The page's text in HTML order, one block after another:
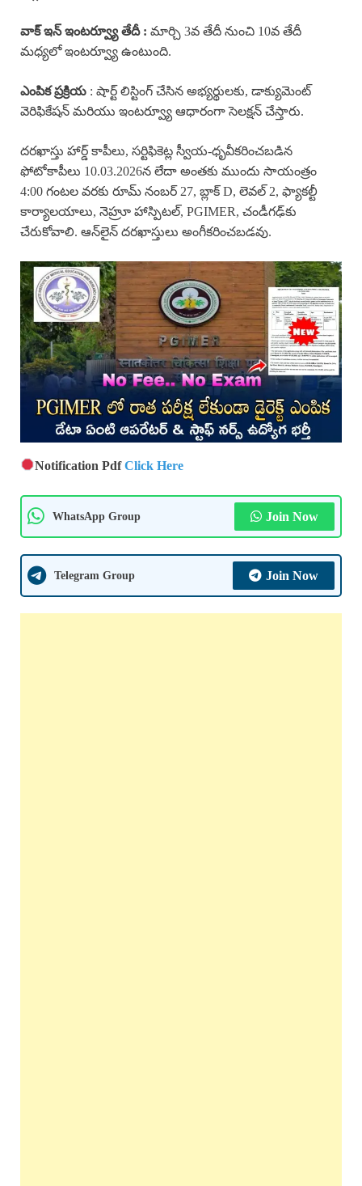
వాక్ ఇన్ ఇంటర్వ్యూ తేదీ : మార్చి 3వ తేదీ నుంచి 10వ తేదీ
మధ్యలో ఇంటర్వ్యూ ఉంటుంది.
ఎంపిక ప్రక్రియ : షార్ట్ లిస్టింగ్ చేసిన అభ్యర్థులకు, డాక్యుమెంట్
వెరిఫికేషన్ మరియు ఇంటర్వ్యూ ఆధారంగా సెలక్షన్ చేస్తారు.
దరఖాస్తు హార్డ్ కాపీలు, సర్టిఫికెట్ల స్వీయ-ధృవీకరించబడిన
ఫోటోకాపీలు 10.03.2026న లేదా అంతకు ముందు సాయంత్రం
4:00 గంటల వరకు రూమ్ నంబర్ 27, బ్లాక్ D, లెవల్ 2, ఫ్యాకల్టీ
కార్యాలయాలు, నెహ్రూ హాస్పిటల్, PGIMER, చండీగఢ్‌కు
చేరుకోవాలి. ఆన్‌లైన్ దరఖాస్తులు అంగీకరించబడవు.
Notification PdfClick Here
WhatsApp Group Join Now
Telegram Group Join Now